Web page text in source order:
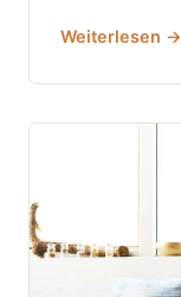
Weiterlesen →